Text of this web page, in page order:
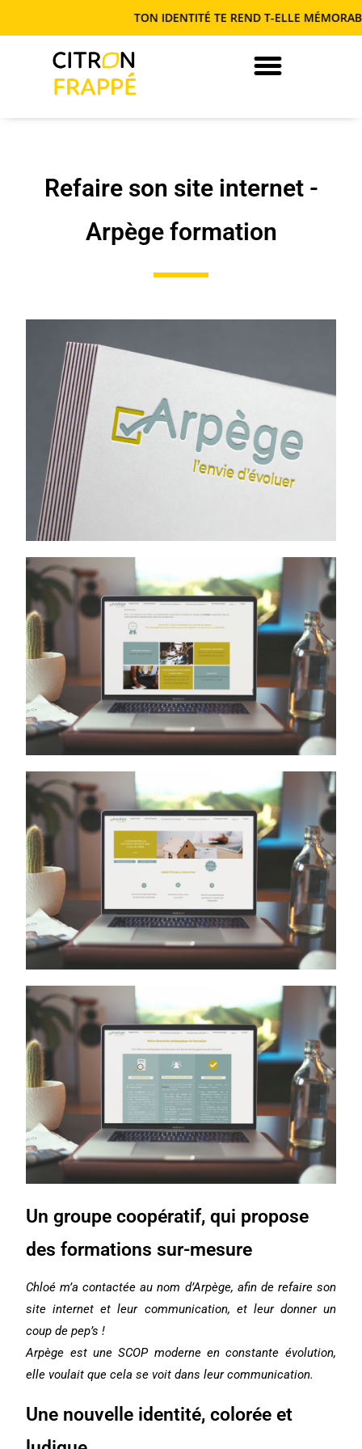
TON IDENTITÉ TE REND T-ELLE MÉMORABLE
Refaire son site internet -
Arpège formation
Un groupe coopératif, qui propose
des formations sur-mesure
Chloé m’a contactée au nom d’Arpège, afin de refaire son
site internet et leur communication, et leur donner un
coup de pep’s !
Arpège est une SCOP moderne en constante évolution,
elle voulait que cela se voit dans leur communication.
Une nouvelle identité, colorée et